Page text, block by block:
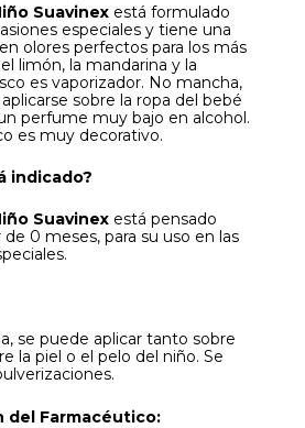
Suavinex está formulado
especiales y tiene una
olores perfectos para los más
limón, la mandarina y la
es vaporizador. No mancha,
sobre la ropa del bebé
perfume muy bajo en alcohol.
es muy decorativo.
indicado?
Suavinex está pensado
0 meses, para su uso en las
se puede aplicar tanto sobre
la piel o el pelo del niño. Se
del Farmacéutico: